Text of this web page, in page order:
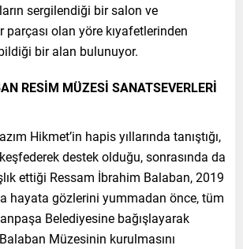
sergilendiği bir salon ve
olan yöre kıyafetlerinden
bir alan bulunuyor.
RESİM MÜZESİ SANATSEVERLERİ
Hikmet’in hapis yıllarında tanıştığı,
destek olduğu, sonrasında da
ettiği Ressam İbrahim Balaban, 2019
hayata gözlerini yummadan önce, tüm
Belediyesine bağışlayarak
Müzesinin kurulmasını